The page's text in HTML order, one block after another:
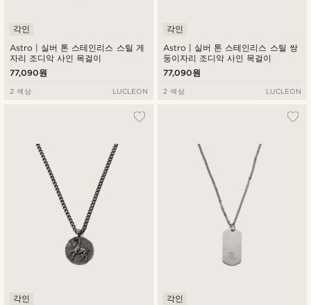
Astro | 실버 톤 스테인리스 스틸 게
자리 조디악 사인 목걸이
각인
77,090원
2 색상 LUCLEON
Astro | 실버 톤 스테인리스 스틸 쌍
둥이자리 조디악 사인 목걸이
각인
77,090원
2 색상 LUCLEON
각인 각인